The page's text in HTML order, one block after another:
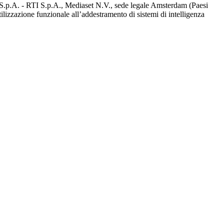
- RTI S.p.A., Mediaset N.V., sede legale Amsterdam (Paesi
funzionale all’addestramento di sistemi di intelligenza